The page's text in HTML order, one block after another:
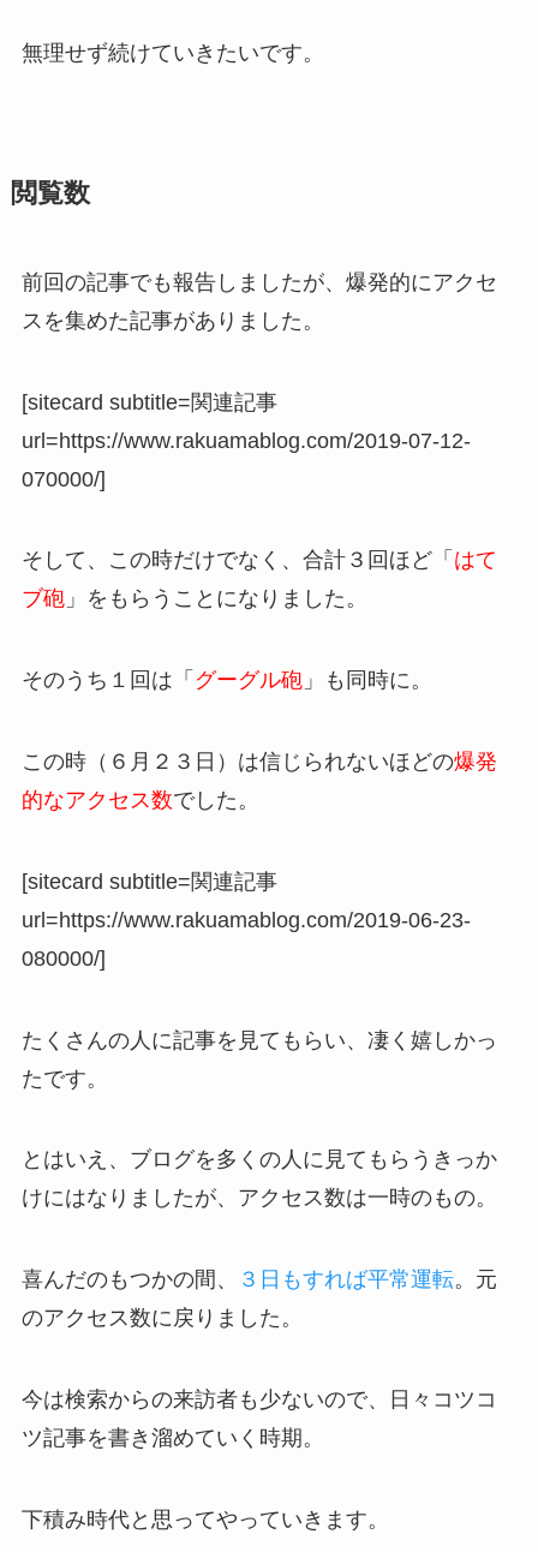
無理せず続けていきたいです。
閲覧数
前回の記事でも報告しましたが、爆発的にアクセ
スを集めた記事がありました。
[sitecard subtitle=関連記事
url=https://www.rakuamablog.com/2019-07-12-
070000/]
そして、この時だけでなく、合計３回ほど「 はて
ブ砲」をもらうことになりました。
そのうち１回は「 グーグル砲」も同時に。
この時（６月２３日）は信じられないほどの爆発
的なアクセス数でした。
[sitecard subtitle=関連記事
url=https://www.rakuamablog.com/2019-06-23-
080000/]
たくさんの人に記事を見てもらい、凄く嬉しかっ
たです。
とはいえ、ブログを多くの人に見てもらうきっか
けにはなりましたが、アクセス数は一時のもの。
喜んだのもつかの間、 ３日もすれば平常運転。元
のアクセス数に戻りました。
今は検索からの来訪者も少ないので、日々コツコ
ツ記事を書き溜めていく時期。
下積み時代と思ってやっていきます。